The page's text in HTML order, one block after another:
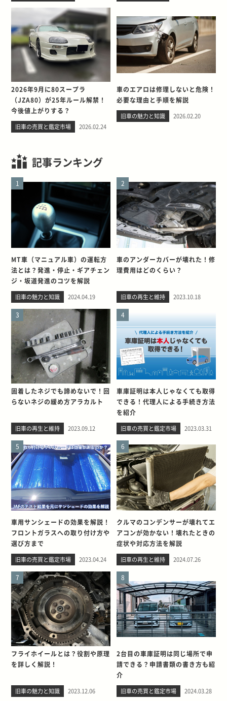
2026年9月に80スープラ
（JZA80）が25年ルール解禁！
今後値上がりする？
旧車の売買と鑑定市場 2026.02.24
車のエアロは修理しないと危険！
必要な理由と手順を解説
旧車の魅力と知識 2026.02.20
記事ランキング
1
MT車（マニュアル車）の運転方
法とは？発進・停止・ギアチェン
ジ・坂道発進のコツを解説
旧車の魅力と知識 2024.04.19
2
車のアンダーカバーが壊れた！修
理費用はどのくらい？
旧車の再生と維持 2023.10.18
3
固着したネジでも諦めないで！回
らないネジの緩め方アラカルト
旧車の再生と維持 2023.09.12
4
車庫証明は本人じゃなくても取得
できる！代理人による手続き方法
を紹介
旧車の売買と鑑定市場 2023.03.31
5
車用サンシェードの効果を解説！
フロントガラスへの取り付け方や
選び方まで
旧車の売買と鑑定市場 2023.04.24
6
クルマのコンデンサーが壊れてエ
アコンが効かない！壊れたときの
症状や対応方法を解説
旧車の再生と維持 2024.07.26
7
フライホイールとは？役割や原理
を詳しく解説！
旧車の魅力と知識 2023.12.06
8
2台目の車庫証明は同じ場所で申
請できる？申請書類の書き方も紹
介
旧車の売買と鑑定市場 2024.03.28